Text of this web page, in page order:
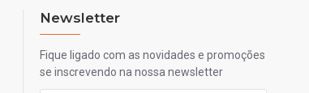
Newsletter
Fique ligado com as novidades e promoções
se inscrevendo na nossa newsletter